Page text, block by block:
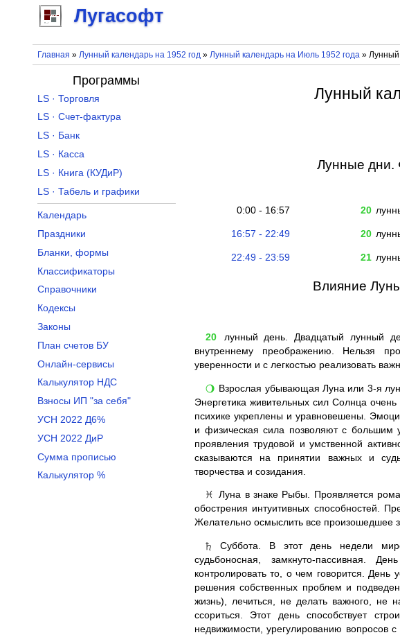
Лугасофт
Главная » Лунный календарь на 1952 год» Лунный календарь на Июль 1952 года» Лунный
Лунный
Лунные дни.
0:00 - 16:57 20
16:57 - 22:49 20
22:49 - 23:59 21
Влияние
20
лунный день. Двадцатый лунный
внутреннему преображению. Нельзя
уверенности и с легкостью реализовать
🌖 Взрослая убывающая Луна или 3-я
Энергетика живительных сил Солнца
психике укреплены и уравновешены.
и физическая сила позволяют с большим
проявления трудовой и умственной
сказываются на принятии важных и
творчества и созидания.
♓
Луна в знаке Рыбы. Проявляется
обострения интуитивных способностей.
Желательно осмыслить все произошедшее
♄
Суббота. В этот день недели
судьбоносная, замкнуто-пассивная.
контролировать то, о чем говорится.
решения собственных проблем и
жизнь), лечиться, не делать важного, не
ссориться. Этот день способствует
недвижимости, урегулированию
Программы
LS · Торговля
LS · Счет-фактура
LS · Банк
LS · Касса
LS · Книга (КУДиР)
LS · Табель и графики
Календарь
Праздники
Бланки, формы
Классификаторы
Справочники
Кодексы
Законы
План счетов БУ
Онлайн-сервисы
Калькулятор НДС
Взносы ИП "за себя"
УСН 2022 Д6%
УСН 2022 ДиР
Сумма прописью
Калькулятор %